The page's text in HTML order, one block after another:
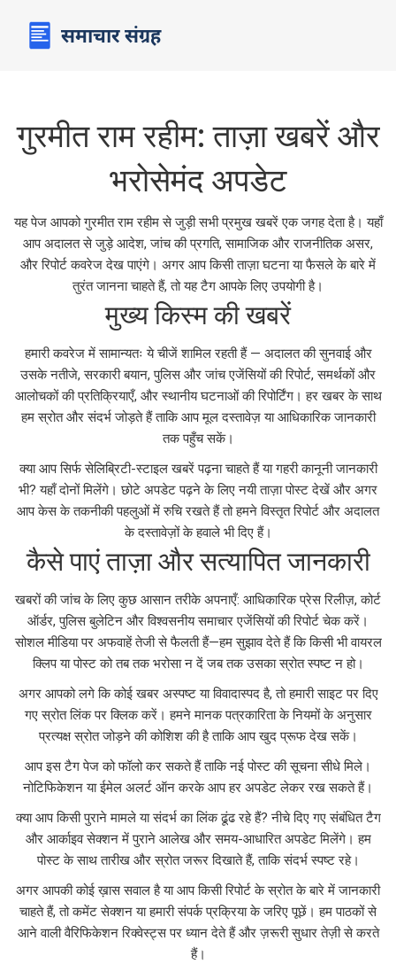
गुरमीत राम रहीम: ताज़ा खबरें और
भरोसेमंद अपडेट
यह पेज आपको गुरमीत राम रहीम से जुड़ी सभी प्रमुख खबरें एक जगह देता है। यहाँ
आप अदालत से जुड़े आदेश, जांच की प्रगति, सामाजिक और राजनीतिक असर,
और रिपोर्ट कवरेज देख पाएंगे। अगर आप किसी ताज़ा घटना या फैसले के बारे में
तुरंत जानना चाहते हैं, तो यह टैग आपके लिए उपयोगी है।
मुख्य किस्म की खबरें
हमारी कवरेज में सामान्यतः ये चीजें शामिल रहती हैं — अदालत की सुनवाई और
उसके नतीजे, सरकारी बयान, पुलिस और जांच एजेंसियों की रिपोर्ट, समर्थकों और
आलोचकों की प्रतिक्रियाएँ, और स्थानीय घटनाओं की रिपोर्टिंग। हर खबर के साथ
हम स्रोत और संदर्भ जोड़ते हैं ताकि आप मूल दस्तावेज़ या आधिकारिक जानकारी
तक पहुँच सकें।
क्या आप सिर्फ सेलिब्रिटी-स्टाइल खबरें पढ़ना चाहते हैं या गहरी कानूनी जानकारी
भी? यहाँ दोनों मिलेंगे। छोटे अपडेट पढ़ने के लिए नयी ताज़ा पोस्ट देखें और अगर
आप केस के तकनीकी पहलुओं में रुचि रखते हैं तो हमने विस्तृत रिपोर्ट और अदालत
के दस्तावेज़ों के हवाले भी दिए हैं।
कैसे पाएं ताज़ा और सत्यापित जानकारी
खबरों की जांच के लिए कुछ आसान तरीके अपनाएँ: आधिकारिक प्रेस रिलीज़, कोर्ट
ऑर्डर, पुलिस बुलेटिन और विश्वसनीय समाचार एजेंसियों की रिपोर्ट चेक करें।
सोशल मीडिया पर अफवाहें तेजी से फैलती हैं—हम सुझाव देते हैं कि किसी भी वायरल
क्लिप या पोस्ट को तब तक भरोसा न दें जब तक उसका स्रोत स्पष्ट न हो।
अगर आपको लगे कि कोई खबर अस्पष्ट या विवादास्पद है, तो हमारी साइट पर दिए
गए स्रोत लिंक पर क्लिक करें। हमने मानक पत्रकारिता के नियमों के अनुसार
प्रत्यक्ष स्रोत जोड़ने की कोशिश की है ताकि आप खुद प्रूफ देख सकें।
आप इस टैग पेज को फॉलो कर सकते हैं ताकि नई पोस्ट की सूचना सीधे मिले।
नोटिफिकेशन या ईमेल अलर्ट ऑन करके आप हर अपडेट लेकर रख सकते हैं।
क्या आप किसी पुराने मामले या संदर्भ का लिंक ढूंढ रहे हैं? नीचे दिए गए संबंधित टैग
और आर्काइव सेक्शन में पुराने आलेख और समय-आधारित अपडेट मिलेंगे। हम
पोस्ट के साथ तारीख और स्रोत जरूर दिखाते हैं, ताकि संदर्भ स्पष्ट रहे।
अगर आपकी कोई ख़ास सवाल है या आप किसी रिपोर्ट के स्रोत के बारे में जानकारी
चाहते हैं, तो कमेंट सेक्शन या हमारी संपर्क प्रक्रिया के जरिए पूछें। हम पाठकों से
आने वाली वैरिफिकेशन रिक्वेस्ट्स पर ध्यान देते हैं और ज़रूरी सुधार तेज़ी से करते
हैं।